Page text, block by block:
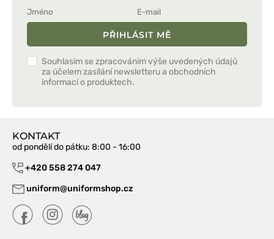
PŘIHLÁSIT MĚ
Souhlasím se zpracováním výše uvedených údajů
za účelem zasílání newsletteru a obchodních
informací o produktech.
KONTAKT
od pondělí do pátku: 8:00 - 16:00
+420 558 274 047
uniform@uniformshop.cz